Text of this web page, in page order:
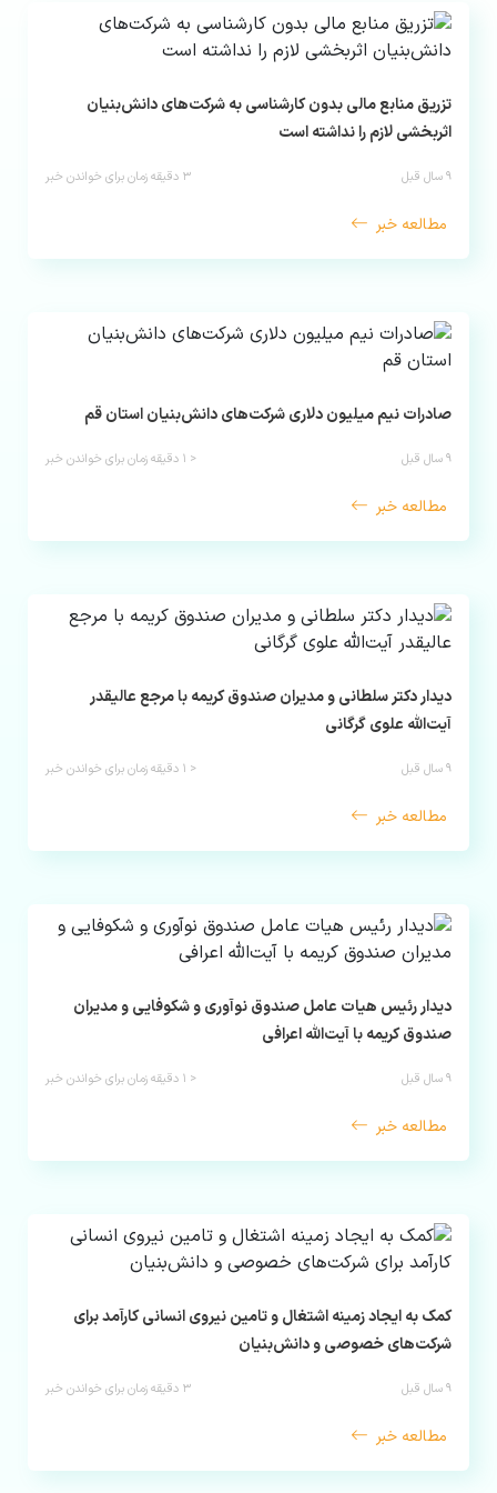
تزریق منابع مالی بدون کارشناسی به شرکت‌های دانش‌بنیان
اثربخشی لازم را نداشته است
۹ سال قبل ۳ دقیقه زمان برای خواندن خبر
مطالعه خبر
صادرات نیم میلیون دلاری شرکت‌های دانش‌بنیان استان قم
۹ سال قبل < ۱ دقیقه زمان برای خواندن خبر
مطالعه خبر
دیدار دکتر سلطانی و مدیران صندوق کریمه با مرجع عالیقدر
آیت‌الله علوی گرگانی
۹ سال قبل < ۱ دقیقه زمان برای خواندن خبر
مطالعه خبر
دیدار رئیس هیات عامل صندوق نوآوری و شکوفایی و مدیران
صندوق کریمه با آیت‌الله اعرافی
۹ سال قبل < ۱ دقیقه زمان برای خواندن خبر
مطالعه خبر
کمک به ایجاد زمینه اشتغال و تامین نیروی انسانی کارآمد برای
شرکت‌های خصوصی و دانش‌بنیان
۹ سال قبل ۳ دقیقه زمان برای خواندن خبر
مطالعه خبر